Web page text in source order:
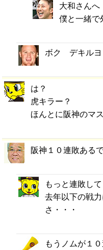
大和さんへ
僕と一緒で
ボク デキルヨ
は？
虎キラー？
ほんとに阪神のマ
阪神１０連敗ある
もっと連敗し
去年以下の戦
さ・・・
もうノムが１